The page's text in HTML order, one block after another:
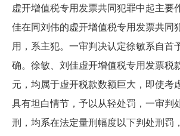
虚开增值税专用发票共同犯罪中起主要
佳在同刘伟的虚开增值税专用发票共同
用，系主犯。一审判决认定徐敏系自首
确。徐敏、刘佳虚开增值税专用发票税
元，均属于虚开税款数额巨大，即使考
具有坦白情节，予以从轻处罚，一审判
刑，均系在法定量刑幅度以下判处刑罚